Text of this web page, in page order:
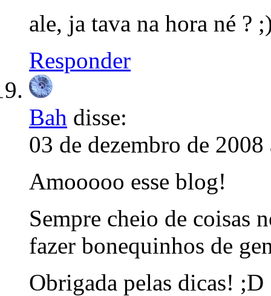
ale, ja tava na hora né ?
Responder
Bah disse:
03 de dezembro de 2008
Amooooo esse blog!
Sempre cheio de coisas
fazer bonequinhos de
Obrigada pelas dicas! ;D